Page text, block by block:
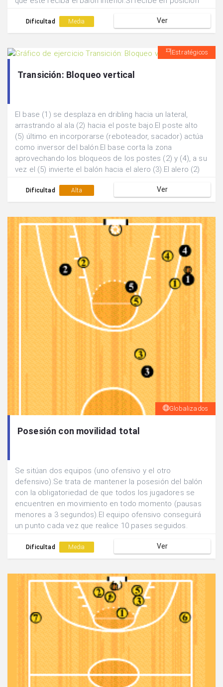
jugará un dentro-fuera para un tiro exterior.
Dificultad Media Ver
Estratégicos
Transición: Bloqueo vertical
El base (1) se desplaza en dribling hacia un lateral,
arrastrando al ala (2) hacia el poste bajo.El poste alto
(5) último en incorporarse (reboteador, sacador) actúa
como inversor del balón.El base corta la zona
aprovechando los bloqueos de los postes (2) y (4), a su
vez el (5) invierte el balón hacia el alero (3).El alero (2)
al exterior.El ala (2) puede finalizar con tiro exterior o
bien jugar un pase interio con el poste (5).
Dificultad Alta Ver
Globalizados
Posesión con movilidad total
Se sitúan dos equipos (uno ofensivo y el otro
defensivo).Se trata de mantener la posesión del balón
con la obligatoriedad de que todos los jugadores se
encuentren en movimiento en todo momento (pausas
menores a 3 segundos).El equipo ofensivo conseguirá
un punto cada vez que realice 10 pases seguidos.
Dificultad Media Ver